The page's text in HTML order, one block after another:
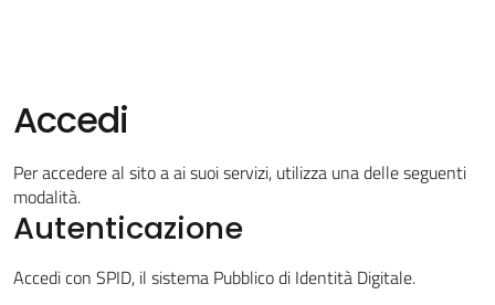
Casalfiumanese
Accedi
Per accedere al sito a ai suoi servizi, utilizza una delle seguenti
modalità.
Autenticazione
Accedi con SPID, il sistema Pubblico di Identità Digitale.